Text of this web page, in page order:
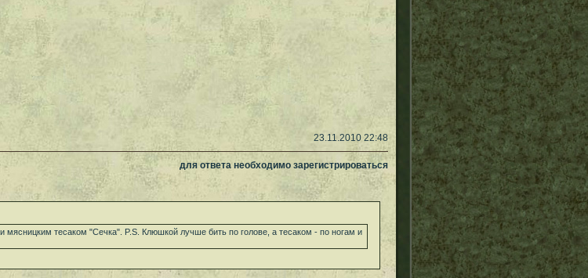
23.11.2010 22:48
для ответа необходимо зарегистрироваться
тесаком "Сечка". P.S. Клюшкой лучше бить по голове, а тесаком - по ногам и